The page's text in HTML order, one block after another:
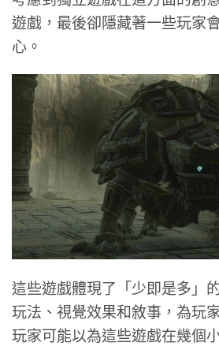
遊戲，最後卻隱藏著一些玩家
心。
這些遊戲體現了「少即是多」
玩法、視覺效果和敘事，為玩
玩家可能以為這些遊戲在幾個